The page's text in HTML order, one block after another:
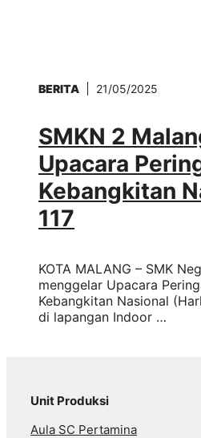
BERITA 21/05/2025
SMKN 2
Upacara
Kebangkitan
117
KOTA MALANG – SMK
menggelar Upacara
Kebangkitan Nasional
di lapangan Indoor …
Unit Produksi
Aula SC Pertamina